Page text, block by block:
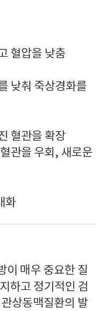
혈압을 낮춤
낮춰 죽상경화를
혈관을 확장
관을 우회, 새로운
화
이 매우 중요한 질
하고 정기적인 검
상동맥질환의 발